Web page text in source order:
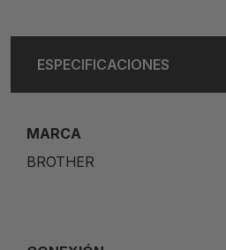
ESPECIFICACIONES
MARCA
BROTHER